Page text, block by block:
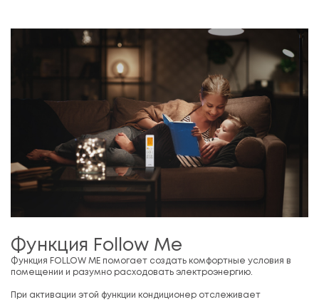
Функция Follow Me
Функция FOLLOW ME помогает создать комфортные условия в
помещении и разумно расходовать электроэнергию.
При активации этой функции кондиционер отслеживает